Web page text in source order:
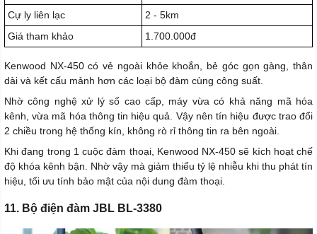
Cự ly liên lạc
2 - 5km
Giá tham khảo
1.700.000đ
Kenwood NX-450 có vẻ ngoài khỏe khoắn, bẻ góc gọn gàng, thân
dài và kết cấu mảnh hơn các loại bộ đàm cùng công suất.
Nhờ công nghệ xử lý số cao cấp, máy vừa có khả năng mã hóa
kênh, vừa mã hóa thông tin hiệu quả. Vậy nên tín hiệu được trao đổi
2 chiều trong hệ thống kín, không rò rỉ thông tin ra bên ngoài.
Khi đang trong 1 cuộc đàm thoại, Kenwood NX-450 sẽ kích hoạt chế
độ khóa kênh bận. Nhờ vậy mà giảm thiểu tỷ lệ nhiễu khi thu phát tín
hiệu, tối ưu tính bảo mật của nội dung đàm thoại.
11. Bộ điện đàm JBL BL-3380